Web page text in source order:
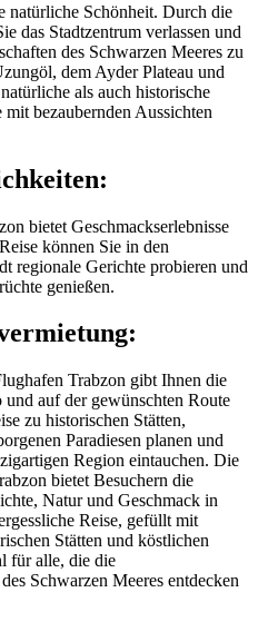
natürliche Schönheit. Durch die
das Stadtzentrum verlassen und
des Schwarzen Meeres zu
dem Ayder Plateau und
als auch historische
bezaubernden Aussichten
bietet Geschmackserlebnisse
können Sie in den
regionale Gerichte probieren und
genießen.
Trabzon gibt Ihnen die
auf der gewünschten Route
zu historischen Stätten,
Paradiesen planen und
Region eintauchen. Die
bietet Besuchern die
Natur und Geschmack in
Reise, gefüllt mit
Stätten und köstlichen
für alle, die die
Schwarzen Meeres entdecken